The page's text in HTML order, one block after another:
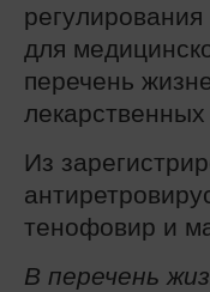
для
перечень
Из
тенофовир и
В перечень